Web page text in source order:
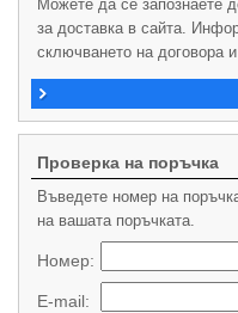
Можете да се запознаете
за доставка в сайта.
сключването на договора
Проверка на поръчка
Въведете номер на
на вашата поръчката.
Номер:
E-mail: